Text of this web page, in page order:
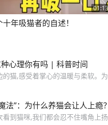
01:13
年吸猫者的自述！
种心理你有吗 | 科普时间
猫,感受着掌心的温暖与柔软。
法”：为什么养猫会让人上瘾？
看到猫咪,我们都会忍不住嘴角上